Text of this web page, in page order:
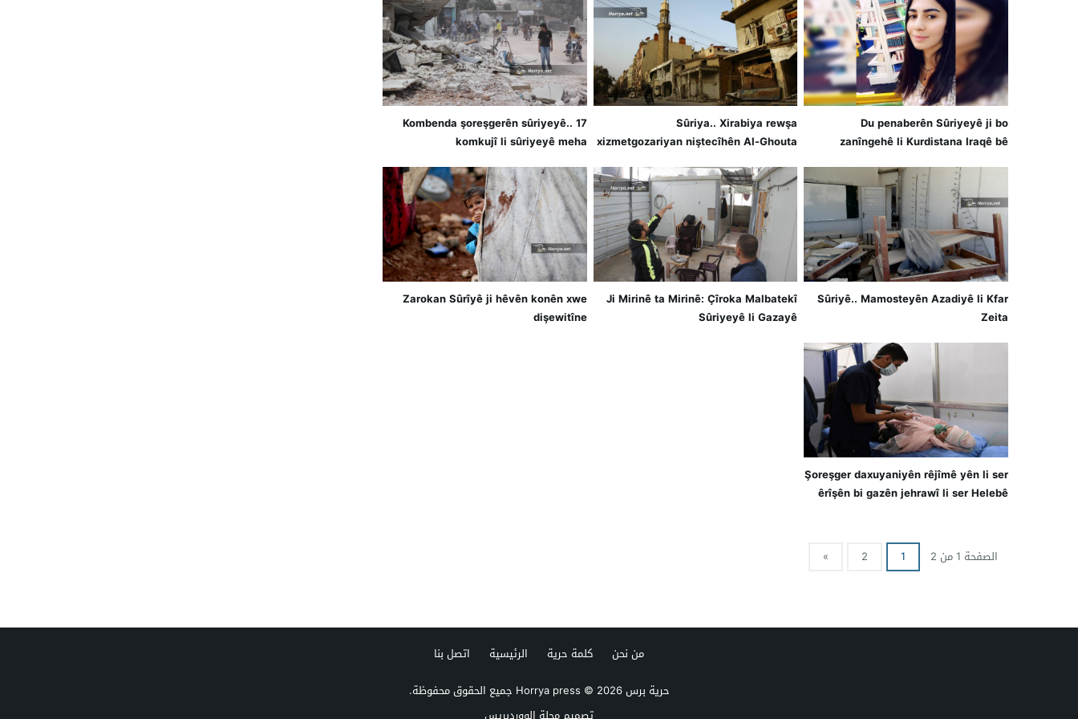
Du penaberên Sûriyeyê ji bo
zanîngehê li Kurdistana Iraqê bê
Sûriya.. Xirabiya rewşa
xizmetgozariyan niştecîhên Al-Ghouta
taxên Şamê
Kombenda şoreşgerên sûriyeyê.. 17
komkujî li sûriyeyê meha
Sûriyê.. Mamosteyên Azadiyê li Kfar
Zeita
Ji Mirinê ta Mirinê: Çîroka Malbatekî
Sûriyeyê li Gazayê
Zarokan Sûrîyê ji hêvên konên xwe
dişewitîne
Şoreşger daxuyaniyên rêjîmê yên li ser
êrîşên bi gazên jehrawî li ser Helebê
الصفحة 1 من 2 1
2
»
من نحن كلمة حرية الرئيسية
اتصل بنا
حرية برس Horrya press© 2026 جميع الحقوق محفوظة.